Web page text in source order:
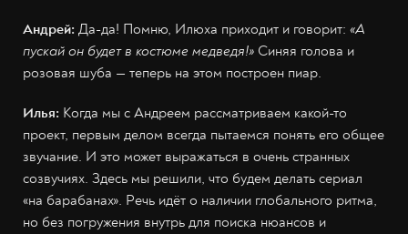
Андрей: Да-да! Помню, Илюха приходит и говорит: «А
пускай он будет в костюме медведя!» Синяя голова и
розовая шуба — теперь на этом построен пиар.
Илья: Когда мы с Андреем рассматриваем какой-то
проект, первым делом всегда пытаемся понять его общее
звучание. И это может выражаться в очень странных
созвучиях. Здесь мы решили, что будем делать сериал
«на барабанах». Речь идёт о наличии глобального ритма,
но без погружения внутрь для поиска нюансов и